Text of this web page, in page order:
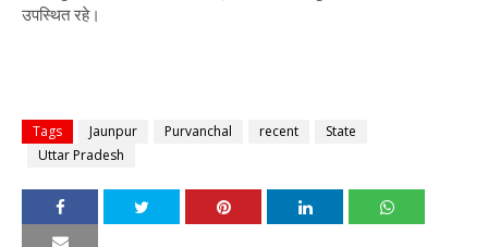
उपस्थित रहे।
Tags Jaunpur Purvanchal recent
State
Uttar Pradesh